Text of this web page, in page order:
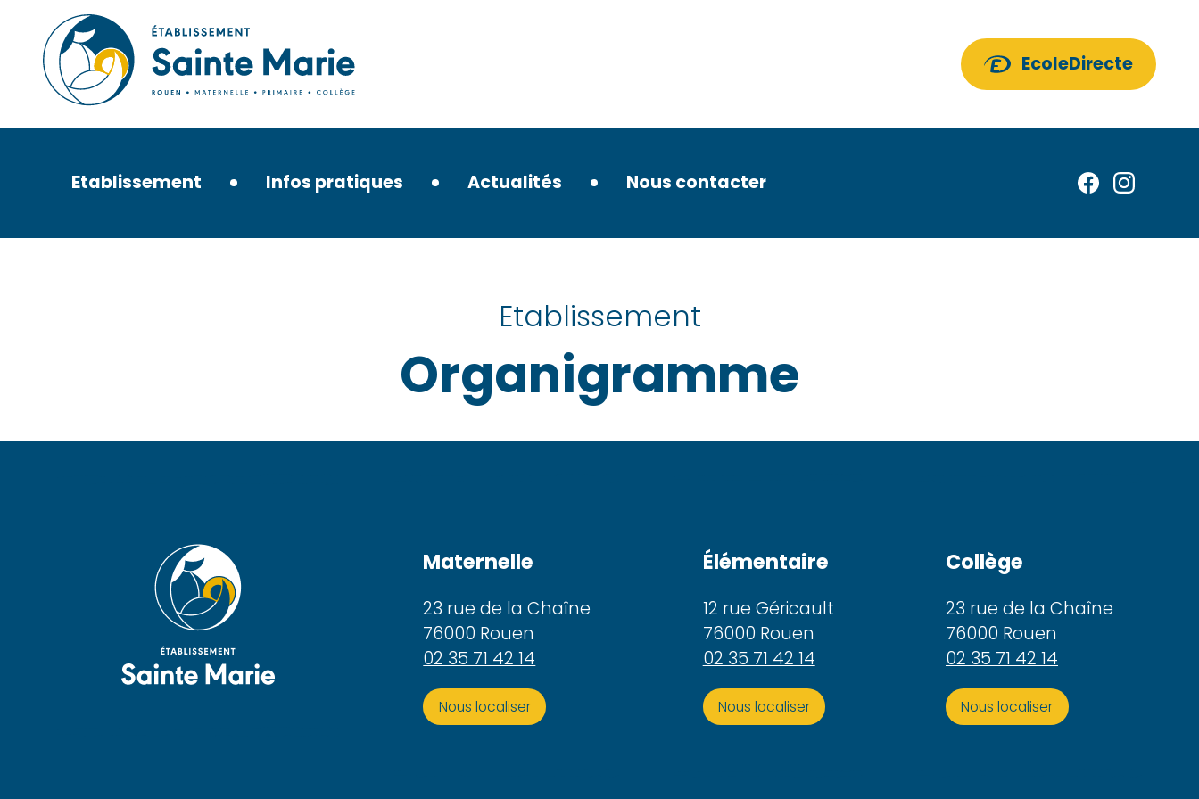
content
EcoleDirecte
Etablissement Infos pratiques Actualités Nous contacter
Etablissement
Organigramme
Maternelle
23 rue de la Chaîne
76000 Rouen
02 35 71 42 14
Nous localiser
Élémentaire
12 rue Géricault
76000 Rouen
02 35 71 42 14
Nous localiser
Collège
23 rue de la Chaîne
76000 Rouen
02 35 71 42 14
Nous localiser